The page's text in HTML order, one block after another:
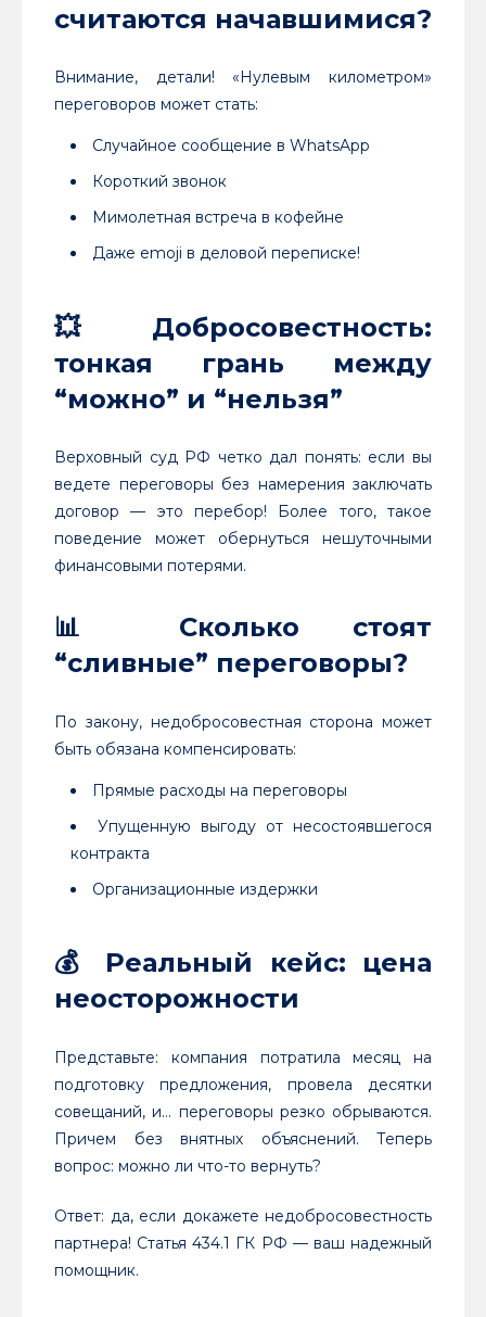
считаются начавшимися?
Внимание, детали! «Нулевым километром»
переговоров может стать:
Случайное сообщение в WhatsApp
Короткий звонок
Мимолетная встреча в кофейне
Даже emoji в деловой переписке!
💥 Добросовестность:
тонкая грань между
“можно” и “нельзя”
Верховный суд РФ четко дал понять: если вы
ведете переговоры без намерения заключать
договор — это перебор! Более того, такое
поведение может обернуться нешуточными
финансовыми потерями.
📊 Сколько стоят
“сливные” переговоры?
По закону, недобросовестная сторона может
быть обязана компенсировать:
Прямые расходы на переговоры
Упущенную выгоду от несостоявшегося
контракта
Организационные издержки
💰 Реальный кейс: цена
неосторожности
Представьте: компания потратила месяц на
подготовку предложения, провела десятки
совещаний, и… переговоры резко обрываются.
Причем без внятных объяснений. Теперь
вопрос: можно ли что-то вернуть?
Ответ: да, если докажете недобросовестность
партнера! Статья 434.1 ГК РФ — ваш надежный
помощник.